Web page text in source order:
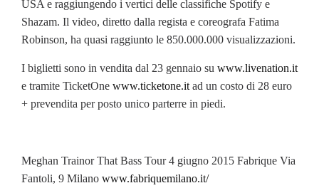
USA e raggiungendo i vertici delle classifiche Spotify e
Shazam. Il video, diretto dalla regista e coreografa Fatima
Robinson, ha quasi raggiunto le 850.000.000 visualizzazioni.
I biglietti sono in vendita dal 23 gennaio su www.livenation.it
e tramite TicketOne www.ticketone.it ad un costo di 28 euro
+ prevendita per posto unico parterre in piedi.
Meghan Trainor That Bass Tour 4 giugno 2015 Fabrique Via
Fantoli, 9 Milano www.fabriquemilano.it/